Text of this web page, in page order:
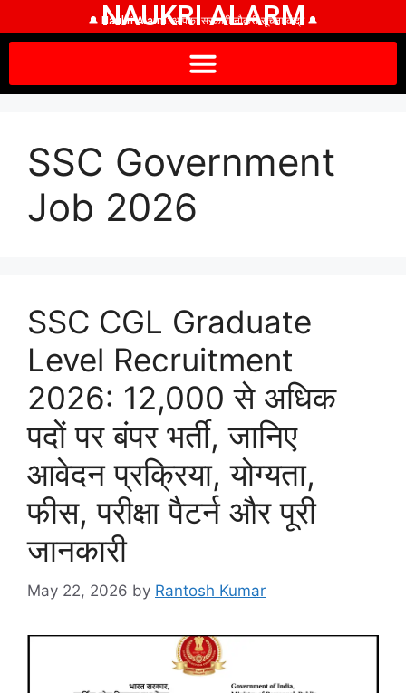
NAUKRI ALARM
🔔 Naukri Alarm: आपका सरकारी नौकरी सूचना केंद्र 🔔
SSC Government
Job 2026
SSC CGL Graduate
Level Recruitment
2026: 12,000 से अधिक
पदों पर बंपर भर्ती, जानिए
आवेदन प्रक्रिया, योग्यता,
फीस, परीक्षा पैटर्न और पूरी
जानकारी
May 22, 2026 by Rantosh Kumar